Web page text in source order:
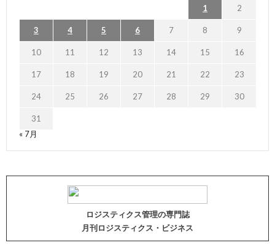
1 2
3 4 5 6 7 8 9
10 11 12 13 14 15 16
17 18 19 20 21 22 23
24 25 26 27 28 29 30
31
« 7月
ロジスティクス管理の専門誌
月刊ロジスティクス・ビジネス